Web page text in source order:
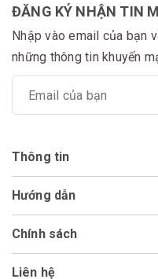
ĐĂNG KÝ NHẬN TIN
Nhập vào email của bạn
những thông tin khuyến
Thông tin
Hướng dẫn
Chính sách
Liên hệ